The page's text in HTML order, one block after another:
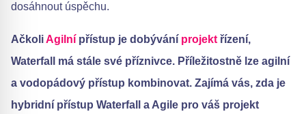
dosáhnout úspěchu.
AčkoliAgilní přístup je dobývání projekt řízení,
Waterfall má stále své příznivce. Příležitostně lze agilní
a vodopádový přístup kombinovat. Zajímá vás, zda je
hybridní přístup Waterfall a Agile pro váš projekt